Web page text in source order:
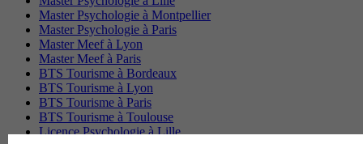
Master Psychologie à Montpellier
Master Psychologie à Paris
Master Meef à Lyon
Master Meef à Paris
BTS Tourisme à Bordeaux
BTS Tourisme à Lyon
BTS Tourisme à Paris
BTS Tourisme à Toulouse
Licence Psychologie à Lille